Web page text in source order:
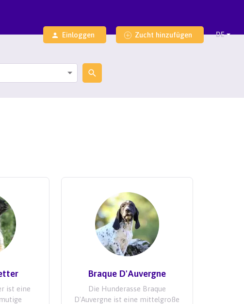
Einloggen Zucht hinzufügen
ist eine
Braque D'Auvergne
Die Hunderasse Braque
D'Auvergne ist eine mittelgroße